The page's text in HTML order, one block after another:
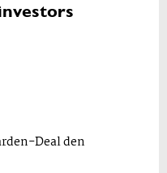
Deal den